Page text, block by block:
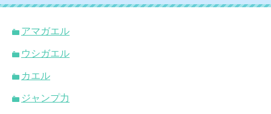
アマガエル
ウシガエル
カエル
ジャンプ力